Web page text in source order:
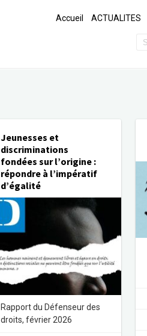
Accueil ACTUALITES
Jeunesses et
discriminations
fondées sur l’origine :
répondre à l’impératif
d’égalité
Rapport du Défenseur des
droits, février 2026